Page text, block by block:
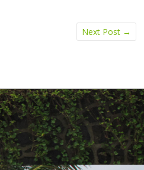
Next Post →